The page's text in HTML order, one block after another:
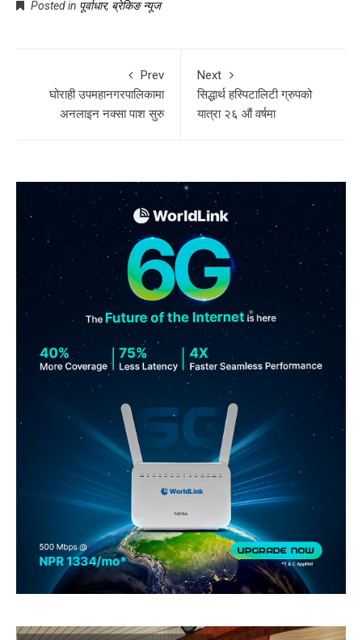
Posted in पूर्वाधार, ब्रेकिङ न्यूज
Prev
घोराही उपमहानगरपालिकामा
अनलाइन नक्सा पाश सुरु
Next
सिद्धार्थ हस्पिटालिटी ग्रुपको
यात्रा २६ औं वर्षमा